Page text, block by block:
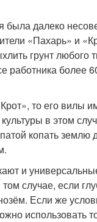
была далеко
«Пахарь» и
грунт
работника более
то его вилы
в этом
копать
и
том случае, если
Если же
использовать